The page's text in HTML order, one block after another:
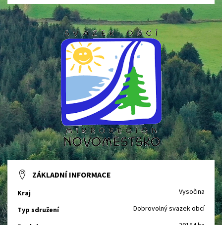
ZÁKLADNÍ INFORMACE
Kraj Vysočina
Typ sdružení Dobrovolný svazek obcí